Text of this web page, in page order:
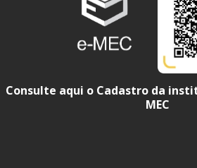
Consulte aqui o Cadastro da
MEC